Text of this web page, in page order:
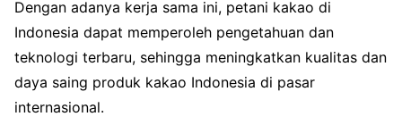
Dengan adanya kerja sama ini, petani kakao di
Indonesia dapat memperoleh pengetahuan dan
teknologi terbaru, sehingga meningkatkan kualitas dan
daya saing produk kakao Indonesia di pasar
internasional.